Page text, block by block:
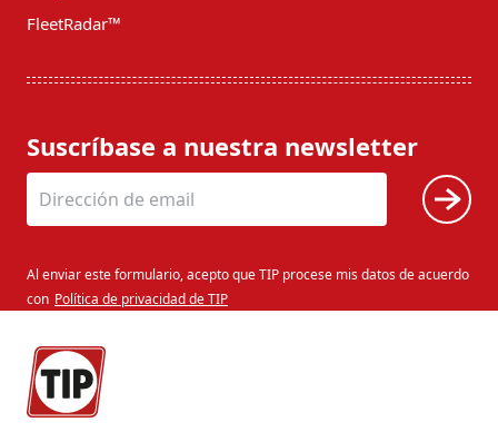
FleetRadar™
Suscríbase a nuestra newsletter
Al enviar este formulario, acepto que TIP procese mis datos de acuerdo
con Política de privacidad de TIP